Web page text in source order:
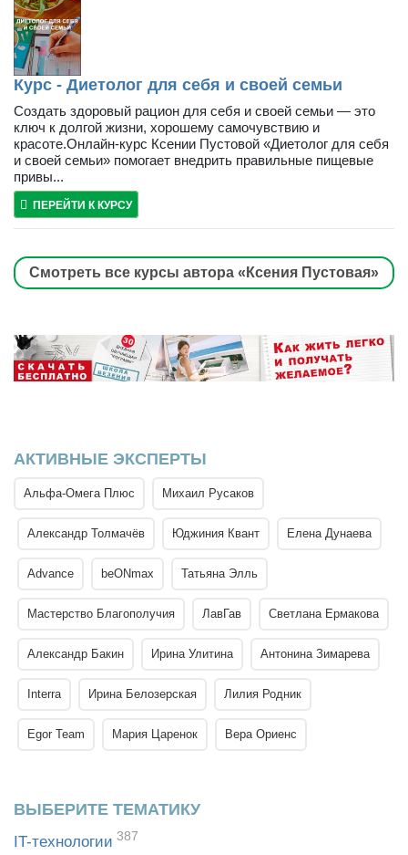
Курс - Диетолог для себя и своей семьи
Создать здоровый рацион для себя и своей семьи — это
ключ к долгой жизни, хорошему самочувствию и
красоте.Онлайн-курс Ксении Пустовой «Диетолог для себя
и своей семьи» помогает внедрить правильные пищевые
привы...
ПЕРЕЙТИ К КУРСУ
Смотреть все курсы автора «Ксения Пустовая»
АКТИВНЫЕ ЭКСПЕРТЫ
Альфа-Омега Плюс Михаил Русаков
Александр Толмачёв Юджиния Квант Елена Дунаева
Advance beONmax Татьяна Элль
Мастерство Благополучия ЛавГав Светлана Ермакова
Александр Бакин Ирина Улитина Антонина Зимарева
Interra Ирина Белозерская Лилия Родник
Egor Team Мария Царенок Вера Ориенс
ВЫБЕРИТЕ ТЕМАТИКУ
IT-технологии 387